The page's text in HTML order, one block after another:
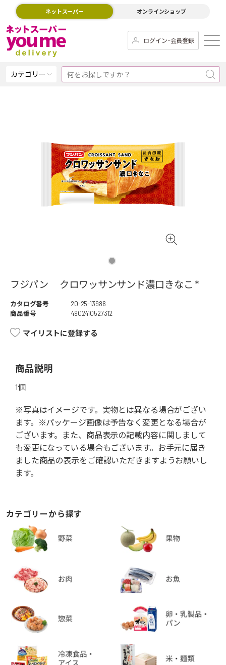
ネットスーパー オンラインショップ
ログイン･会員登録
カテゴリー
フジパン クロワッサンサンド濃口きなこ *
カタログ番号
20-25-13986
商品番号
4902410527312
マイリストに登録する
商品説明
1個
※写真はイメージです。実物とは異なる場合がござい
ます。※パッケージ画像は予告なく変更となる場合が
ございます。また、商品表示の記載内容に関しまして
も変更になっている場合もございます。お手元に届き
ました商品の表示をご確認いただきますようお願いし
ます。
カテゴリーから探す